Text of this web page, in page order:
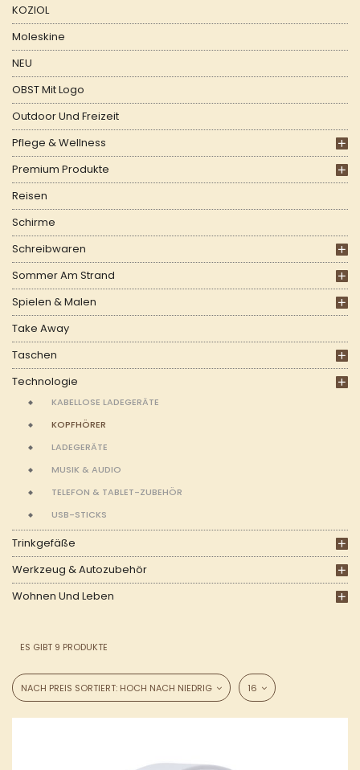
KOZIOL
Moleskine
NEU
OBST Mit Logo
Outdoor Und Freizeit
Pflege & Wellness
Premium Produkte
Reisen
Schirme
Schreibwaren
Sommer Am Strand
Spielen & Malen
Take Away
Taschen
Technologie
KABELLOSE LADEGERÄTE
KOPFHÖRER
LADEGERÄTE
MUSIK & AUDIO
TELEFON & TABLET-ZUBEHÖR
USB-STICKS
Trinkgefäße
Werkzeug & Autozubehör
Wohnen Und Leben
ES GIBT 9 PRODUKTE
NACH PREIS SORTIERT: HOCH NACH NIEDRIG 16